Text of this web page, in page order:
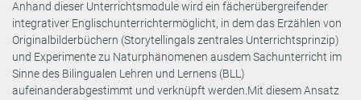
Anhand dieser Unterrichtsmodule wird ein fächerübergreifender
integrativer Englischunterrichtermöglicht, in dem das Erzählen von
Originalbilderbüchern (Storytellingals zentrales Unterrichtsprinzip)
und Experimente zu Naturphänomenen ausdem Sachunterricht im
Sinne des Bilingualen Lehren und Lernens (BLL)
aufeinanderabgestimmt und verknüpft werden.Mit diesem Ansatz